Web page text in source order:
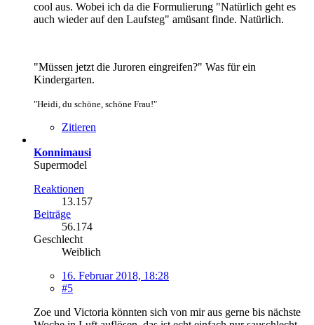
cool aus. Wobei ich da die Formulierung "Natürlich geht es
auch wieder auf den Laufsteg" amüsant finde. Natürlich.
"Müssen jetzt die Juroren eingreifen?" Was für ein
Kindergarten.
"Heidi, du schöne, schöne Frau!"
Zitieren
Konnimausi
Supermodel
Reaktionen
13.157
Beiträge
56.174
Geschlecht
Weiblich
16. Februar 2018, 18:28
#5
Zoe und Victoria könnten sich von mir aus gerne bis nächste